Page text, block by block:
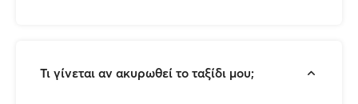
Τι γίνεται αν ακυρωθεί το ταξίδι μου;